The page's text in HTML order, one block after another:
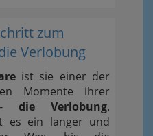
zum
Verlobung
ist sie einer der
Momente ihrer
- die Verlobung.
es ein langer und